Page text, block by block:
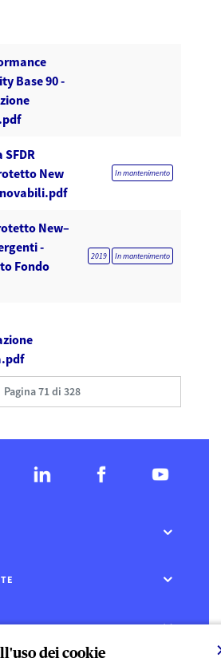
dei cookie
Base 90 -
New
In mantenimento
New–
-
Fondo
2019 In mantenimento
Pagina 71 di 328